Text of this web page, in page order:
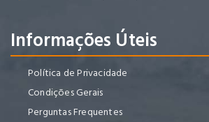
Informações Úteis
Política de Privacidade
Condições Gerais
Perguntas Frequentes